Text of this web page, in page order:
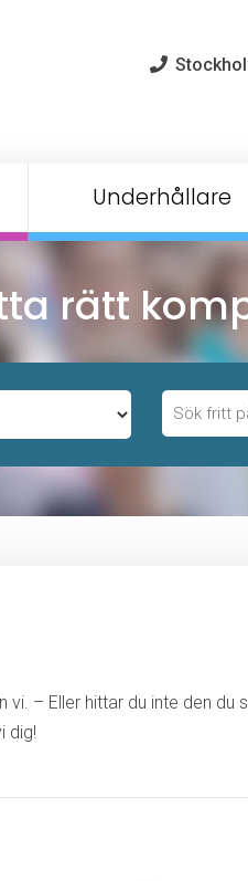
Underhållare
rätt
vi. – Eller hittar du inte den
dig!